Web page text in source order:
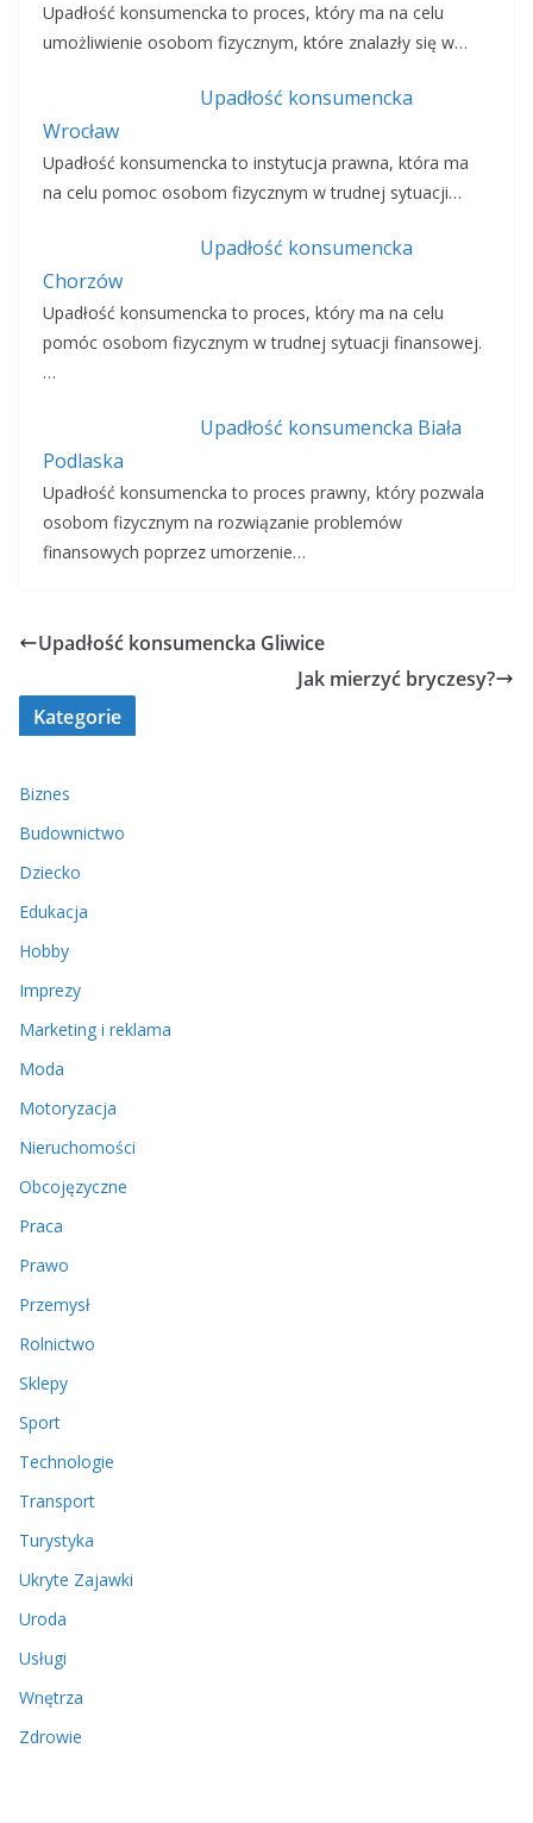
Upadłość konsumencka to proces, który ma na celu
umożliwienie osobom fizycznym, które znalazły się w…
Upadłość konsumencka
Wrocław
Upadłość konsumencka to instytucja prawna, która ma
na celu pomoc osobom fizycznym w trudnej sytuacji…
Upadłość konsumencka
Chorzów
Upadłość konsumencka to proces, który ma na celu
pomóc osobom fizycznym w trudnej sytuacji finansowej.
…
Upadłość konsumencka Biała
Podlaska
Upadłość konsumencka to proces prawny, który pozwala
osobom fizycznym na rozwiązanie problemów
finansowych poprzez umorzenie…
Upadłość konsumencka Gliwice
Jak mierzyć bryczesy?
Kategorie
Biznes
Budownictwo
Dziecko
Edukacja
Hobby
Imprezy
Marketing i reklama
Moda
Motoryzacja
Nieruchomości
Obcojęzyczne
Praca
Prawo
Przemysł
Rolnictwo
Sklepy
Sport
Technologie
Transport
Turystyka
Ukryte Zajawki
Uroda
Usługi
Wnętrza
Zdrowie